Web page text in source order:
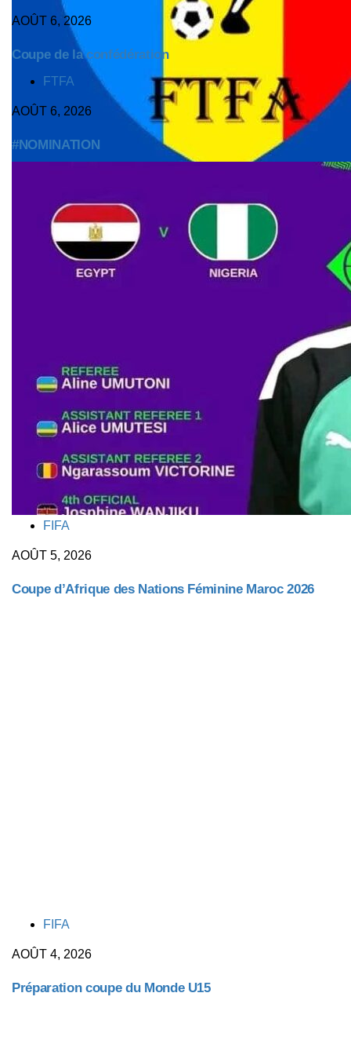
AOÛT 6, 2026
Coupe de la confédération
TAGSFTFA
AOÛT 6, 2026
#NOMINATION
TAGSFIFA
AOÛT 5, 2026
Coupe d’Afrique des Nations Féminine Maroc 2026
TAGSFIFA
AOÛT 4, 2026
Préparation coupe du Monde U15